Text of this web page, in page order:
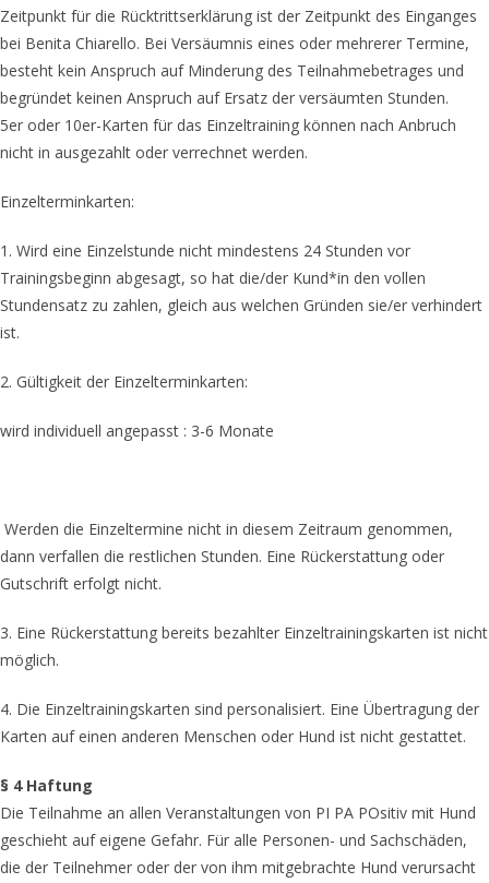
Zeitpunkt für die Rücktrittserklärung ist der Zeitpunkt des Einganges
bei Benita Chiarello. Bei Versäumnis eines oder mehrerer Termine,
besteht kein Anspruch auf Minderung des Teilnahmebetrages und
begründet keinen Anspruch auf Ersatz der versäumten Stunden.
5er oder 10er-Karten für das Einzeltraining können nach Anbruch
nicht in ausgezahlt oder verrechnet werden.
Einzelterminkarten:
1. Wird eine Einzelstunde nicht mindestens 24 Stunden vor
Trainingsbeginn abgesagt, so hat die/der Kund*in den vollen
Stundensatz zu zahlen, gleich aus welchen Gründen sie/er verhindert
ist.
2. Gültigkeit der Einzelterminkarten:
wird individuell angepasst : 3-6 Monate
Werden die Einzeltermine nicht in diesem Zeitraum genommen,
dann verfallen die restlichen Stunden. Eine Rückerstattung oder
Gutschrift erfolgt nicht.
3. Eine Rückerstattung bereits bezahlter Einzeltrainingskarten ist nicht
möglich.
4. Die Einzeltrainingskarten sind personalisiert. Eine Übertragung der
Karten auf einen anderen Menschen oder Hund ist nicht gestattet.
§ 4 Haftung
Die Teilnahme an allen Veranstaltungen von PI PA POsitiv mit Hund
geschieht auf eigene Gefahr. Für alle Personen- und Sachschäden,
die der Teilnehmer oder der von ihm mitgebrachte Hund verursacht